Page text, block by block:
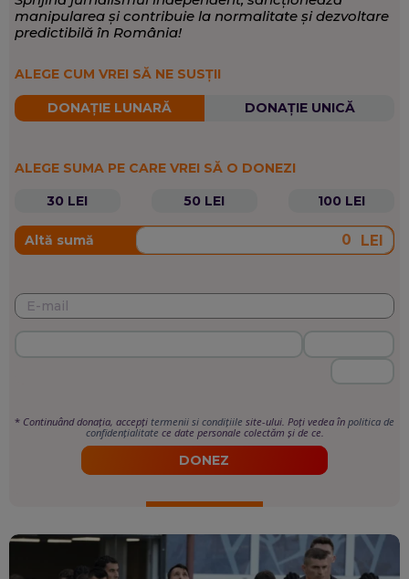
manipularea și contribuie la normalitate și dezvoltare
predictibilă în România!
ALEGE CUM VREI SĂ NE SUSȚII
DONAȚIE LUNARĂ DONAȚIE UNICĂ
ALEGE SUMA PE CARE VREI SĂ O DONEZI
30 LEI
50 LEI 100 LEI
Altă sumă LEI
* Continuând donația, accepți termenii si condițiile site-ului. Poți vedea în politica de
confidențialitate ce date personale colectăm și de ce.
DONEZ